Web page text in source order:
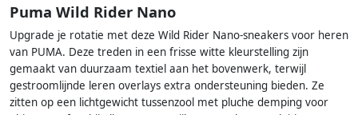
Puma Wild Rider Nano
Upgrade je rotatie met deze Wild Rider Nano-sneakers voor heren
van PUMA. Deze treden in een frisse witte kleurstelling zijn
gemaakt van duurzaam textiel aan het bovenwerk, terwijl
gestroomlijnde leren overlays extra ondersteuning bieden. Ze
zitten op een lichtgewicht tussenzool met pluche demping voor